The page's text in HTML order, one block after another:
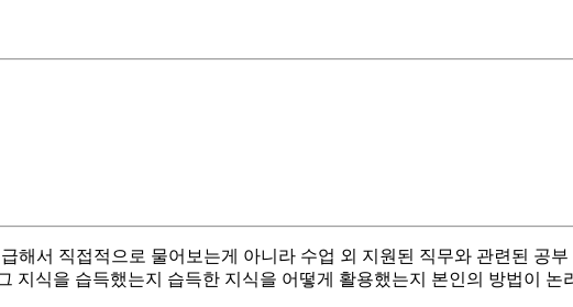
해서 직접적으로 물어보는게 아니라 수업 외 지원된 직무와 관련된 공
지식을 습득했는지 습득한 지식을 어떻게 활용했는지 본인의 방법이